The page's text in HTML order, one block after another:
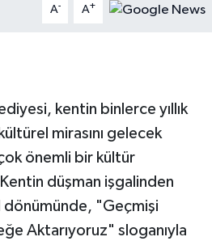
A- A+
kentin binlerce yıllık
mirasını gelecek
önemli bir kültür
Kentin düşman işgalinden
dönümünde, "Geçmişi
Aktarıyoruz" sloganıyla